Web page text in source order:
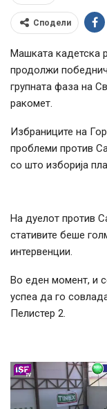
Сподели
Машката кадетска
продолжи
групната фаза на
ракомет.
Избраниците на
проблеми против
со што изборија
На дуелот против
стативите беше
интервенции.
Во еден момент, и
успеа да го
Пелистер 2.
Видео
плејер